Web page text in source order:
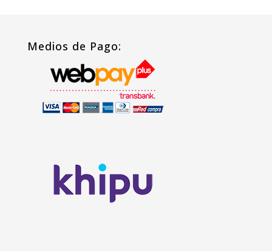
Medios de Pago: